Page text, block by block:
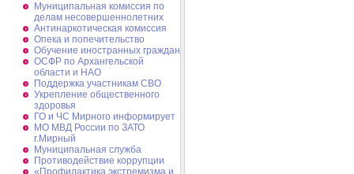
Муниципальная комиссия по
делам несовершеннолетних
Антинаркотическая комиссия
Опека и попечительство
Обучение иностранных граждан
ОСФР по Архангельской
области и НАО
Поддержка участникам СВО
Укрепление общественного
здоровья
ГО и ЧС Мирного информирует
МО МВД России по ЗАТО
г.Мирный
Муниципальная cлужба
Противодействие коррупции
«Профилактика экстремизма и